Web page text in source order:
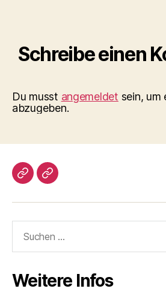
Schreibe einen
Du musst angemeldet sein, um
abzugeben.
Impressum/DatSchutz
Beliebte
nach:
Weitere Infos